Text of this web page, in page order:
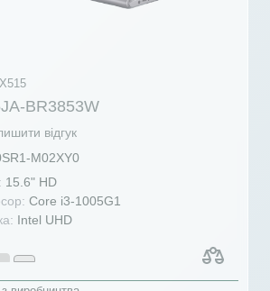
BR3853W
відгук
M02XY0
15.6" HD
Core i3-1005G1
Intel UHD